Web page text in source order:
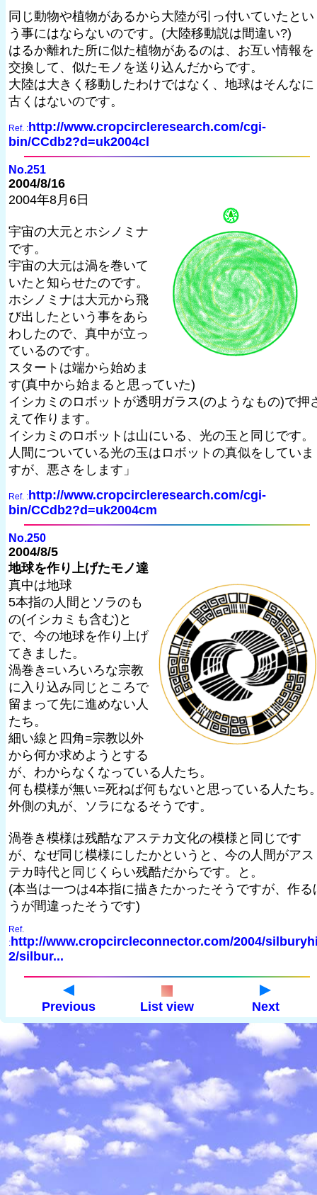
同じ動物や植物があるから大陸が引っ付いていたとい
う事にはならないのです。(大陸移動説は間違い?)
はるか離れた所に似た植物があるのは、お互い情報を
交換して、似たモノを送り込んだからです。
大陸は大きく移動したわけではなく、地球はそんなに
古くはないのです。
Ref. : http://www.cropcircleresearch.com/cgi-
bin/CCdb2?d=uk2004cl
No.251
2004/8/16
2004年8月6日
宇宙の大元とホシノミナ
です。
宇宙の大元は渦を巻いて
いたと知らせたのです。
ホシノミナは大元から飛
び出したという事をあら
わしたので、真中が立っ
ているのです。
スタートは端から始めま
す(真中から始まると思っていた)
イシカミのロボットが透明ガラス(のようなもの)で押
えて作ります。
イシカミのロボットは山にいる、光の玉と同じです。
人間についている光の玉はロボットの真似をしていま
すが、悪さをします」
Ref. : http://www.cropcircleresearch.com/cgi-
bin/CCdb2?d=uk2004cm
No.250
2004/8/5
地球を作り上げたモノ達
真中は地球
5本指の人間とソラのも
の(イシカミも含む)と
で、今の地球を作り上げ
てきました。
渦巻き=いろいろな宗教
に入り込み同じところで
留まって先に進めない人
たち。
細い線と四角=宗教以外
から何か求めようとする
が、わからなくなっている人たち。
何も模様が無い=死ねば何もないと思っている人たち
外側の丸が、ソラになるそうです。
渦巻き模様は残酷なアステカ文化の模様と同じです
が、なぜ同じ模様にしたかというと、今の人間がアス
テカ時代と同じくらい残酷だからです。と。
(本当は一つは4本指に描きたかったそうですが、作る
うが間違ったそうです)
Ref.
: http://www.cropcircleconnector.com/2004/
2/silbur...
Previous List view Next